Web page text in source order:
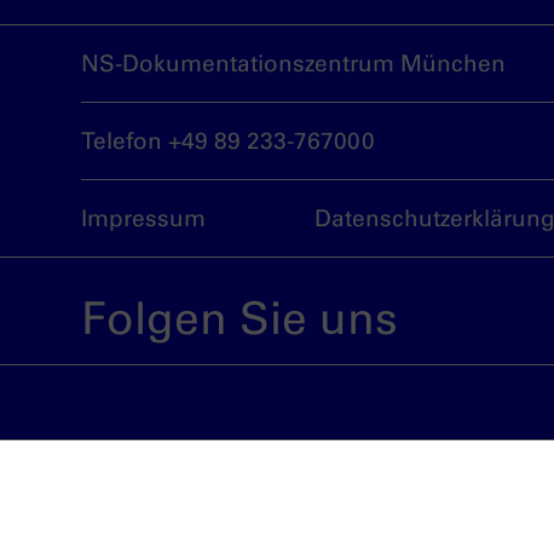
NS-Dokumentationszentrum München
Telefon +49 89 233-767000
Impressum Datenschutzerklärung
Folgen Sie uns